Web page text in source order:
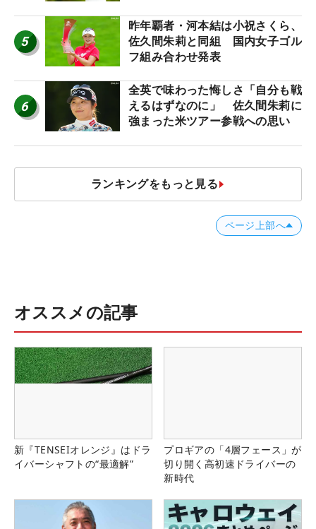
ロたちの“飛ばしギア”】
5
昨年覇者・河本結は小祝さくら、
佐久間朱莉と同組 国内女子ゴル
フ組み合わせ発表
6
全英で味わった悔しさ「自分も戦
えるはずなのに」 佐久間朱莉に
強まった米ツアー参戦への思い
ランキングをもっと見る
ページ上部へ
オススメの記事
新『TENSEIオレンジ』はドラ
イバーシャフトの“最適解”
プロギアの「4層フェース」が
切り開く高初速ドライバーの
新時代